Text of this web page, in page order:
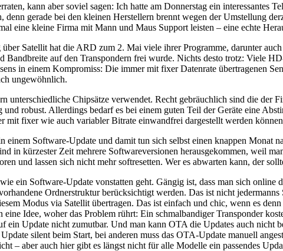
kann aber soviel sagen: Ich hatte am Donnerstag ein interessantes
denn gerade bei den kleinen Herstellern brennt wegen der Umstellung
eine kleine Firma mit Mann und Maus Support leisten – eine echte
Satellit hat die ARD zum 2. Mai viele ihrer Programme, darunter
Bandbreite auf den Transpondern frei wurde. Nichts desto trotz: Viele
in einem Kompromiss: Die immer mit fixer Datenrate übertragenen
ungewöhnlich.
unterschiedliche Chipsätze verwendet. Recht gebräuchlich sind die
robust. Allerdings bedarf es bei einem guten Teil der Geräte eine
mit fixer wie auch variabler Bitrate einwandfrei dargestellt werden
einem Software-Update und damit tun sich selbst einen knappen Monat
in kürzester Zeit mehrere Softwareversionen herausgekommen, weil
und lassen sich nicht mehr softresetten. Wer es abwarten kann, der
ein Software-Update vonstatten geht. Gängig ist, dass man sich
Ordnerstruktur berücksichtigt werden. Das ist nicht
Modus via Satellit übertragen. Das ist einfach und chic, wenn es
Idee, woher das Problem rührt: Ein schmalbandiger Transponder
ein Update nicht zumutbar. Und man kann OTA die Updates auch
silent beim Start, bei anderen muss das OTA-Update manuell
– aber auch hier gibt es längst nicht für alle Modelle ein passendes